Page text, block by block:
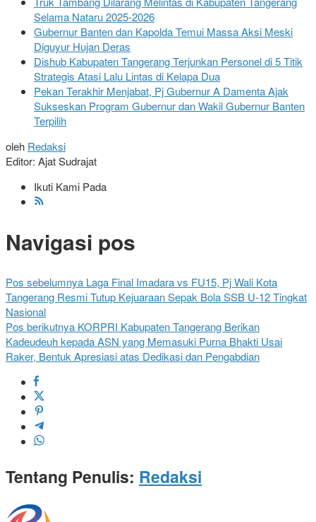
Selama Nataru 2025-2026
Gubernur Banten dan Kapolda Temui Massa Aksi Meski
Diguyur Hujan Deras
Dishub Kabupaten Tangerang Terjunkan Personel di 5 Titik
Strategis Atasi Lalu Lintas di Kelapa Dua
Pekan Terakhir Menjabat, Pj Gubernur A Damenta Ajak
Sukseskan Program Gubernur dan Wakil Gubernur Banten
Terpilih
oleh Redaksi
Editor: Ajat Sudrajat
Ikuti Kami Pada
Navigasi pos
Pos sebelumnya Laga Final Imadara vs FU15, Pj Wali Kota
Tangerang Resmi Tutup Kejuaraan Sepak Bola SSB U-12 Tingkat
Nasional
Pos berikutnya KORPRI Kabupaten Tangerang Berikan
Kadeudeuh kepada ASN yang Memasuki Purna Bhakti Usai
Raker, Bentuk Apresiasi atas Dedikasi dan Pengabdian
Tentang Penulis: Redaksi